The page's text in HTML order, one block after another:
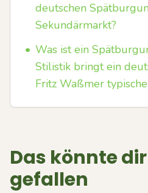
deutschen
Sekundärmarkt?
• Was ist ein
Stilistik bringt ein
Fritz Waßmer
Das könnte
gefallen